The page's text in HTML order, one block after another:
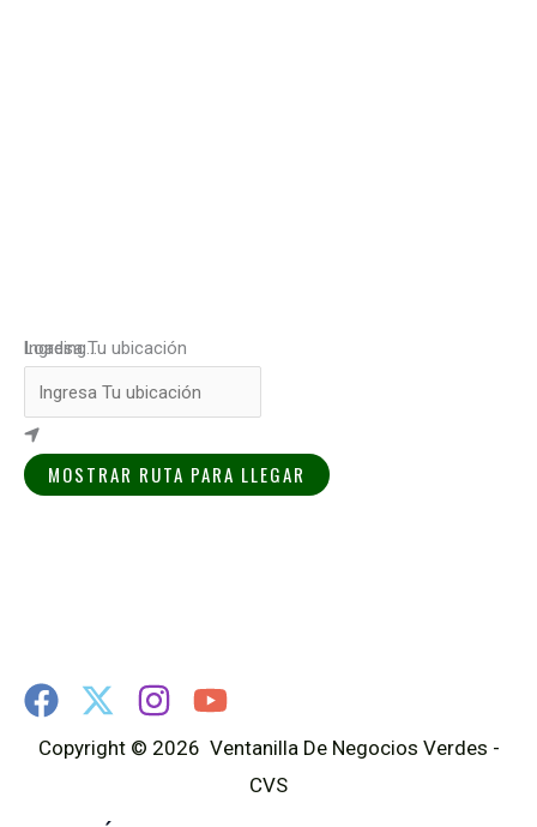
Loading...
Ingresa Tu ubicación
MOSTRAR RUTA PARA LLEGAR
Copyright © 2026 Ventanilla De Negocios Verdes -
CVS